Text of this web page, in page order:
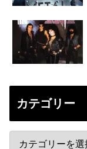
カテゴリー